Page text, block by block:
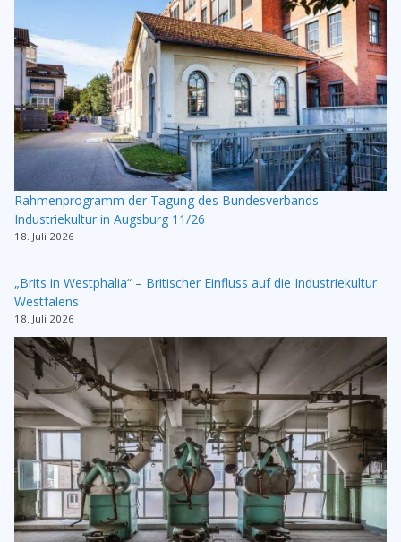
Rahmenprogramm der Tagung des Bundesverbands
Industriekultur in Augsburg 11/26
18. Juli 2026
„Brits in Westphalia“ – Britischer Einfluss auf die Industriekultur
Westfalens
18. Juli 2026